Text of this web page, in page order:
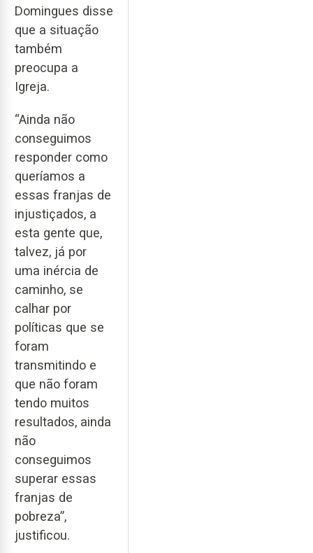
Domingues disse
que a situação
também
preocupa a
Igreja.
“Ainda não
conseguimos
responder como
queríamos a
essas franjas de
injustiçados, a
esta gente que,
talvez, já por
uma inércia de
caminho, se
calhar por
políticas que se
foram
transmitindo e
que não foram
tendo muitos
resultados, ainda
não
conseguimos
superar essas
franjas de
pobreza”,
justificou.